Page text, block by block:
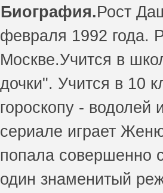
Биография.Рост
февраля 1992 года.
Москве.Учится в
дочки". Учится в 10
гороскопу -
сериале играет
попала совершенно
один знаменитый